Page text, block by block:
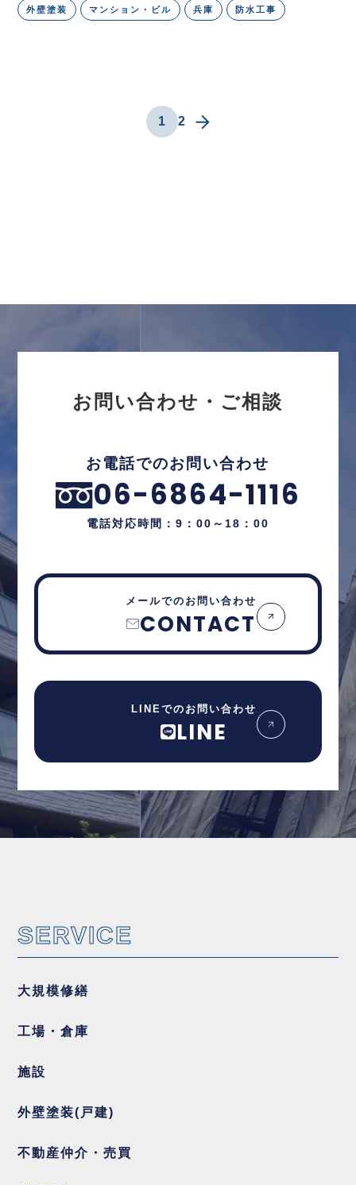
外壁塗装 マンション・ビル 兵庫 防水工事
1 2
お問い合わせ・ご相談
お電話でのお問い合わせ
06-6864-1116
電話対応時間：9：00～18：00
メールでのお問い合わせ
CONTACT
LINEでのお問い合わせ
LINE
SERVICE
大規模修繕
工場・倉庫
施設
外壁塗装(戸建)
不動産仲介・売買